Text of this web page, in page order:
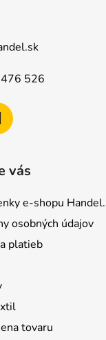
526
vás
e-shopu
osobných údajov
platieb
tovaru